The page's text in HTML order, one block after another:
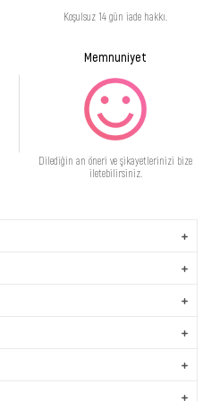
Koşulsuz 14 gün iade hakkı.
Memnuniyet
Dilediğin an öneri ve şikayetlerinizi bize
iletebilirsiniz.